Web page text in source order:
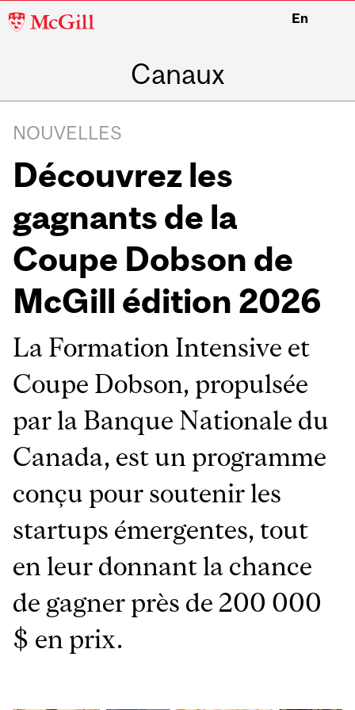
McGill
En
Canaux
NOUVELLES
Découvrez les
gagnants de la
Coupe Dobson de
McGill édition 2026
La Formation Intensive et
Coupe Dobson, propulsée
par la Banque Nationale du
Canada, est un programme
conçu pour soutenir les
startups émergentes, tout
en leur donnant la chance
de gagner près de 200 000
$ en prix.